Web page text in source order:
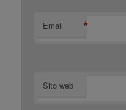
Email *
Sito web